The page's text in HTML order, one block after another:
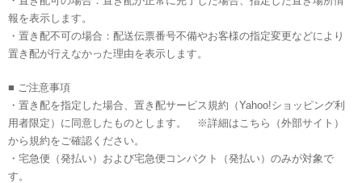
報を表示します。
・置き配不可の場合：配送伝票番号不備やお客様の指定変更などにより
置き配が行えなかった理由を表示します。
■ ご注意事項
・置き配を指定した場合、置き配サービス規約（Yahoo!ショッピング利
用者限定）に同意したものとします。 ※詳細はこちら（外部サイト）
から規約をご確認ください。
・宅急便（発払い）および宅急便コンパクト（発払い）のみが対象で
す。